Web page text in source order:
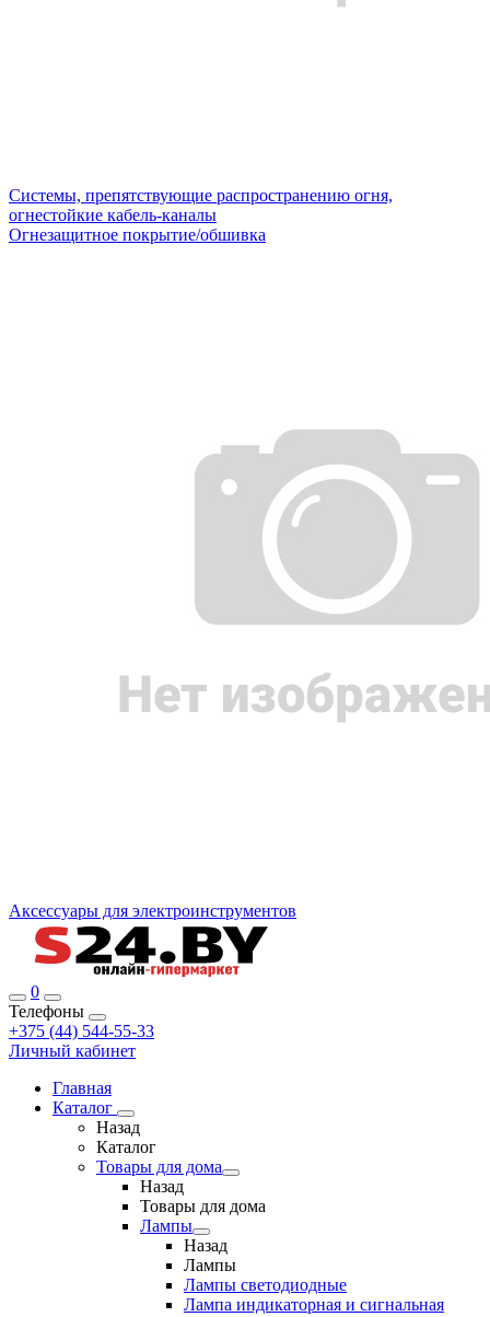
Системы, препятствующие распространению огня,
огнестойкие кабель-каналы
Огнезащитное покрытие/обшивка
Аксессуары для электроинструментов
0
Телефоны
+375 (44) 544-55-33
Личный кабинет
Главная
Каталог
Назад
Каталог
Товары для дома
Назад
Товары для дома
Лампы
Назад
Лампы
Лампы светодиодные
Лампа индикаторная и сигнальная